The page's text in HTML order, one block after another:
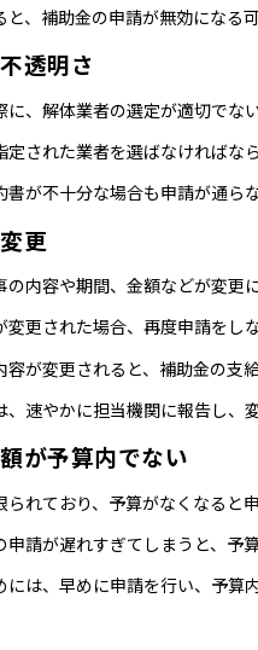
、補助金の申請が無効になる
透明さ
、解体業者の選定が適切でな
された業者を選ばなければな
書が不十分な場合も申請が通ら
更
内容や期間、金額などが変更
変更された場合、再度申請をし
が変更されると、補助金の支
速やかに担当機関に報告し、
が予算内でない
れており、予算がなくなると
請が遅れすぎてしまうと、予
は、早めに申請を行い、予算